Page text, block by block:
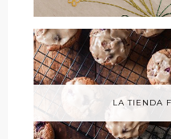
LA TIENDA